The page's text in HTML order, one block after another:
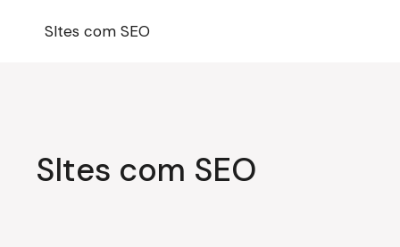
SItes com SEO
SItes com SEO